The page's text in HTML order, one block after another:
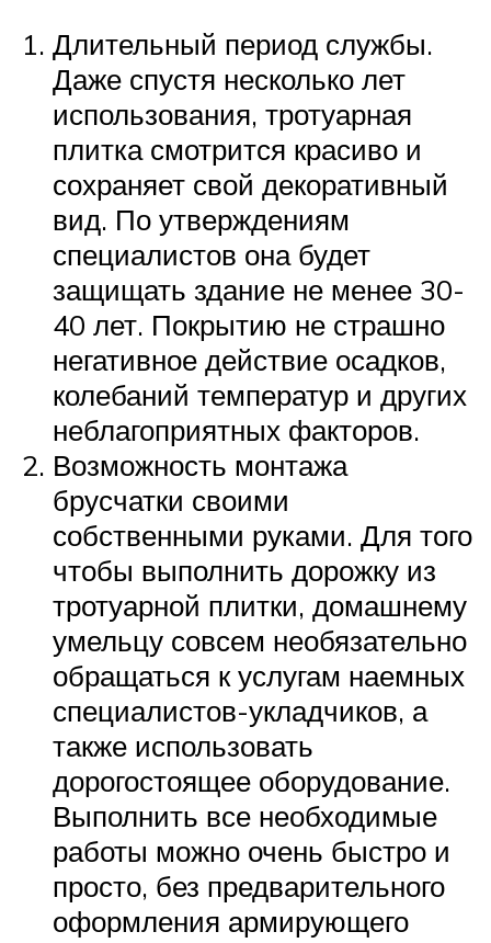
Длительный период службы.
Даже спустя несколько лет
использования, тротуарная
плитка смотрится красиво и
сохраняет свой декоративный
вид. По утверждениям
специалистов она будет
защищать здание не менее 30-
40 лет. Покрытию не страшно
негативное действие осадков,
колебаний температур и других
неблагоприятных факторов.
Возможность монтажа
брусчатки своими
собственными руками. Для того
чтобы выполнить дорожку из
тротуарной плитки, домашнему
умельцу совсем необязательно
обращаться к услугам наемных
специалистов-укладчиков, а
также использовать
дорогостоящее оборудование.
Выполнить все необходимые
работы можно очень быстро и
просто, без предварительного
оформления армирующего